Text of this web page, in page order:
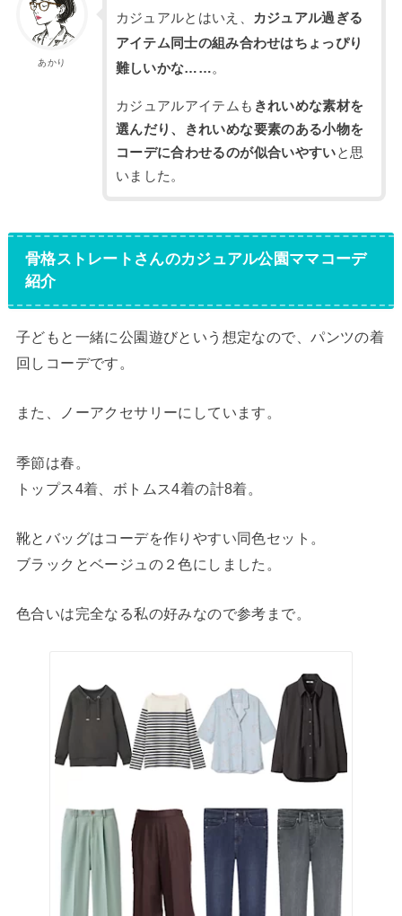
あかり
カジュアルとはいえ、 カジュアル過ぎる
アイテム同士の組み合わせはちょっぴり
難しいかな……。
カジュアルアイテムも きれいめな素材を
選んだり、きれいめな要素のある小物を
コーデに合わせるのが似合いやすいと思
いました。
骨格ストレートさんのカジュアル公園ママコーデ
紹介
子どもと一緒に公園遊びという想定なので、パンツの着
回しコーデです。
また、ノーアクセサリーにしています。
季節は春。
トップス4着、ボトムス4着の計8着。
靴とバッグはコーデを作りやすい同色セット。
ブラックとベージュの２色にしました。
色合いは完全なる私の好みなので参考まで。